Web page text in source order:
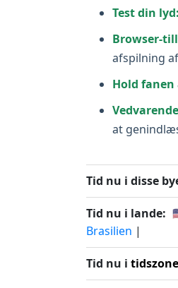
Test din lyd:
Browser-
afspilning
Hold fanen
at
Tid nu i disse
Tid nu i lande:
Brasilien |
Tid nu i